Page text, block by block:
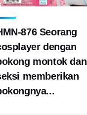
876 Seorang
dengan
montok dan
memberikan